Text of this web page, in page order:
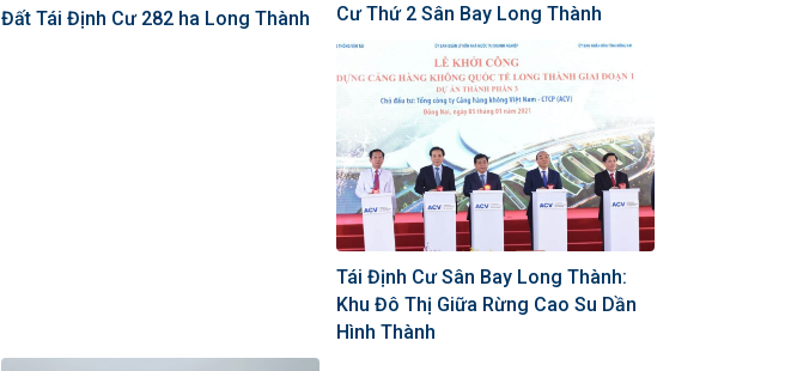
Đất Tái Định Cư 282 ha Long Thành
Cư Thứ 2 Sân Bay Long Thành
Tái Định Cư Sân Bay Long Thành:
Khu Đô Thị Giữa Rừng Cao Su Dần
Hình Thành